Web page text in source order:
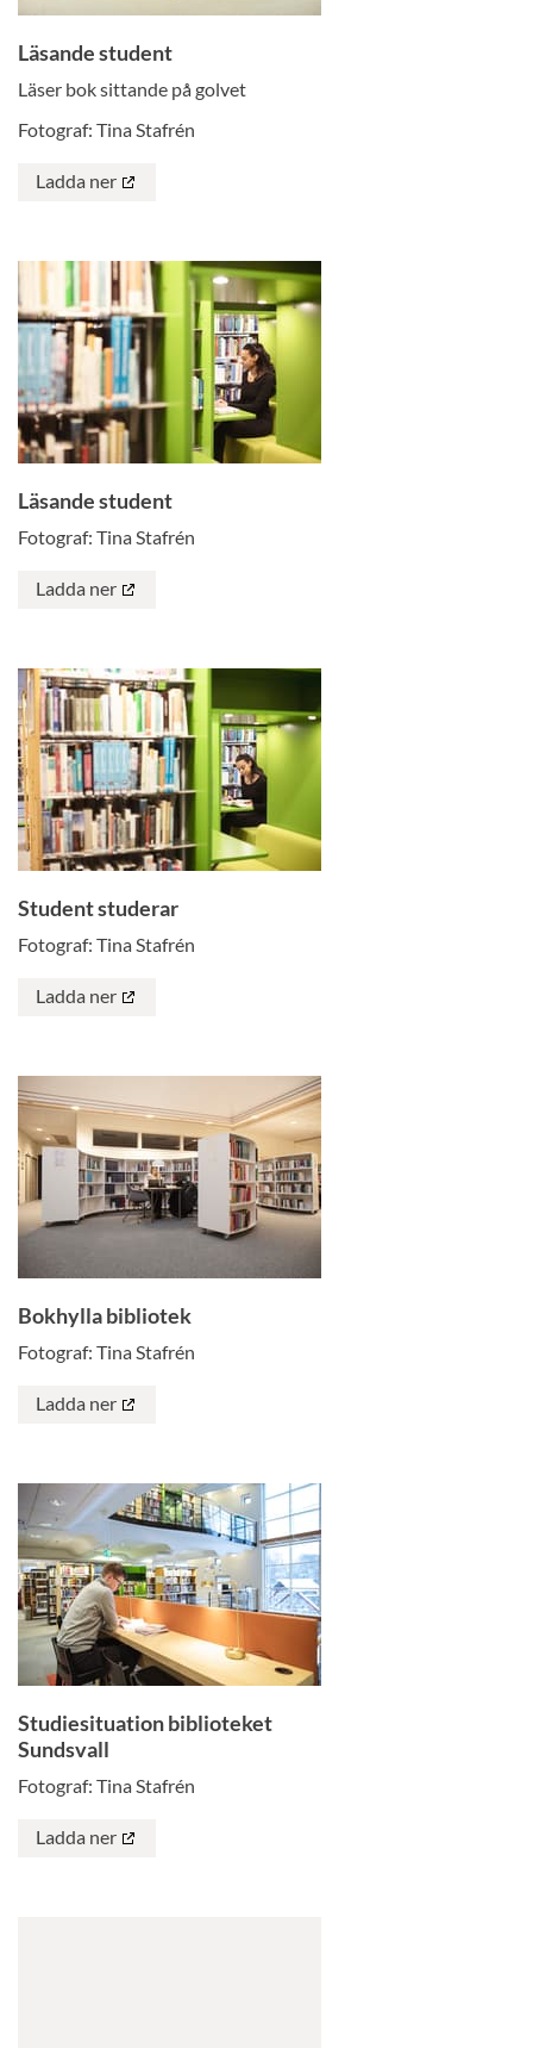
Läsande student
Läser bok sittande på golvet
Fotograf: Tina Stafrén
Ladda ner
Läsande student
Fotograf: Tina Stafrén
Ladda ner
Student studerar
Fotograf: Tina Stafrén
Ladda ner
Bokhylla bibliotek
Fotograf: Tina Stafrén
Ladda ner
Studiesituation biblioteket
Sundsvall
Fotograf: Tina Stafrén
Ladda ner